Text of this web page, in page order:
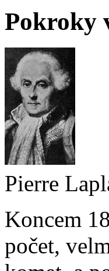
Pokroky
Pierre
Koncem
počet,